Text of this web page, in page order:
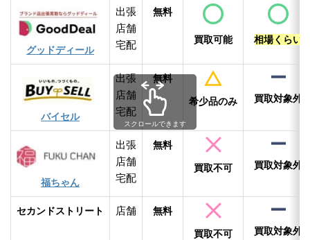
グッドディール
出張
店舗
宅配
無料
買取可能 相場くらい
バイセル
出張
店舗
宅配
無料
希少品のみ 買取対象外
福ちゃん
出張
店舗
宅配
無料
買取不可 買取対象外
セカンドストリート 店舗 無料
買取不可 買取対象外
スクロールできます